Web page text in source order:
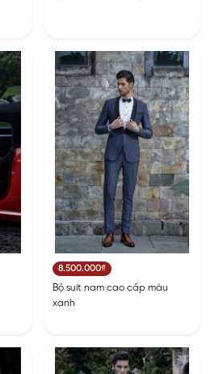
8.500.000₫
Bộ suit nam cao cấp màu
xanh